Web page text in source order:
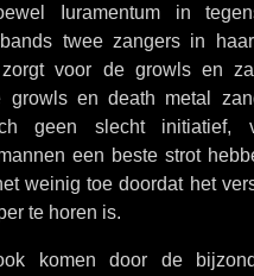
Iuramentum in
twee zangers in
voor de growls en
growls en death metal
geen slecht initiatief,
een beste strot
weinig toe doordat het
te horen is.
komen door de